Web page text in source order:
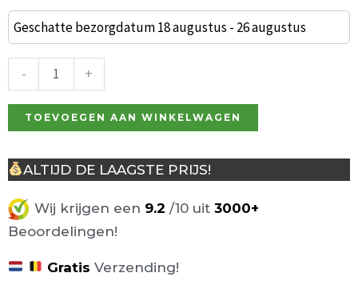
Geschatte bezorgdatum 18 augustus - 26 augustus
-
barkruk
geel
+
TOEVOEGEN AAN WINKELWAGEN
ALTIJD DE LAAGSTE PRIJS!
Wij krijgen een 9.2 /10 uit 3000+
Beoordelingen!
Gratis Verzending!